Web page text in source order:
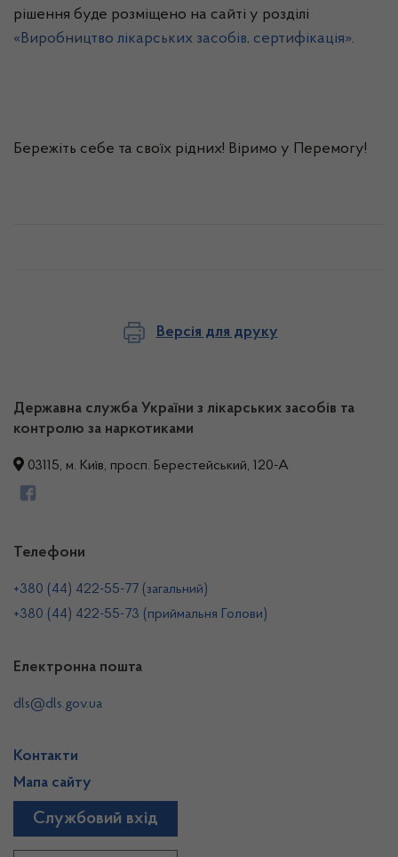
рішення буде розміщено на сайті у розділі
«Виробництво лікарських засобів, сертифікація».
Бережіть себе та своїх рідних! Віримо у Перемогу!
Версія для друку
Державна служба України з лікарських засобів та
контролю за наркотиками
03115, м. Київ, просп. Берестейський, 120-А
Телефони
+380 (44) 422-55-77 (загальний)
+380 (44) 422-55-73 (приймальня Голови)
Електронна пошта
dls@dls.gov.ua
Контакти
Мапа сайту
Службовий вхід